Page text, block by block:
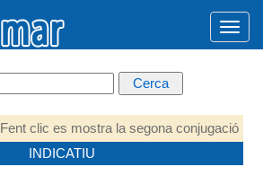
Fent clic es mostra la segona conjugació
INDICATIU